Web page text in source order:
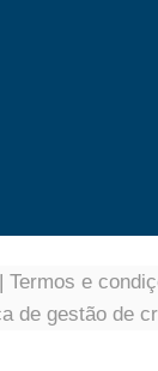
Termos e
de gestão de